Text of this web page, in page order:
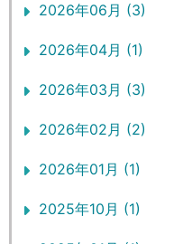
2026年06月 (3)
2026年04月 (1)
2026年03月 (3)
2026年02月 (2)
2026年01月 (1)
2025年10月 (1)